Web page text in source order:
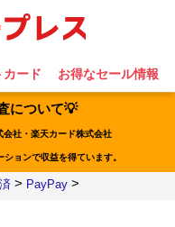
カード お得なセール情報
について💡
社・楽天カード株式会社
ョンで収益を得ています。
> PayPay >